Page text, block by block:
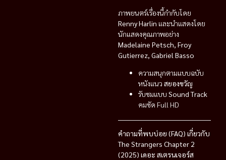
ภาพยนตร์เรื่องนี้กำกับโดย
Renny Harlin และนำแสดงโดย
นักแสดงคุณภาพอย่าง
Madelaine Petsch, Froy
Gutierrez, Gabriel Basso
ความสนุกตามแบบฉบับ
หนังแนว สยองขวัญ
รับชมแบบ Sound Track
คมชัด Full HD
คำถามที่พบบ่อย (FAQ) เกี่ยวกับ
The Strangers Chapter 2
(2025) เดอะ สเตรนเจอร์ส